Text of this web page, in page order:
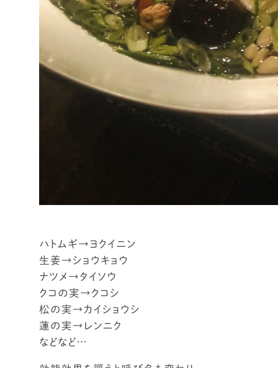
ハトムギ→ヨクイニン
生姜→ショウキョウ
ナツメ→タイソウ
クコの実→クコシ
松の実→カイショウシ
蓮の実→レンニク
などなど…